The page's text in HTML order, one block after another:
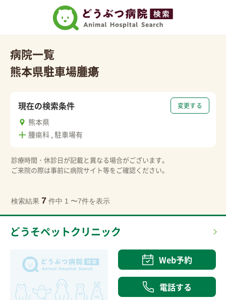
病院一覧
熊本県駐車場腫瘍
変更する
現在の検索条件
熊本県
腫瘍科 , 駐車場有
診療時間・休診日が記載と異なる場合がございます。
ご来院の際は事前に病院サイト等をご確認ください。
検索結果 7 件中 1 〜7件を表示
どうそペットクリニック
Web予約
電話する